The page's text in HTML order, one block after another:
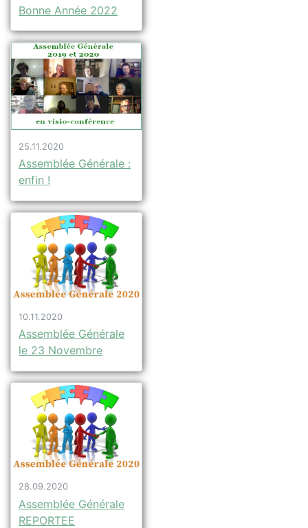
Bonne Année 2022
25.11.2020
Assemblée Générale :
enfin !
10.11.2020
Assemblée Générale
le 23 Novembre
28.09.2020
Assemblée Générale
REPORTEE